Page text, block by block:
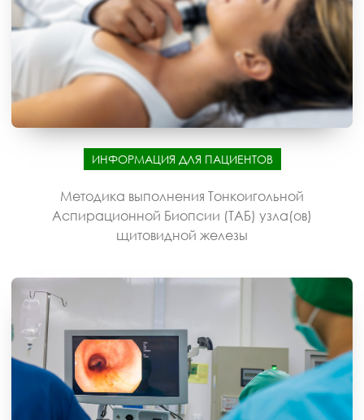
ИНФОРМАЦИЯ ДЛЯ ПАЦИЕНТОВ
Методика выполнения Тонкоигольной
Аспирационной Биопсии (ТАБ) узла(ов)
щитовидной железы